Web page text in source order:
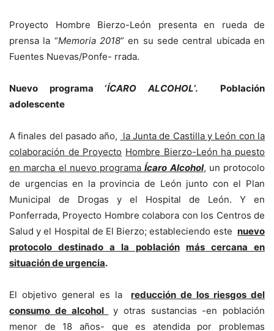
Proyecto Hombre Bierzo-León presenta en rueda de
prensa la “Memoria 2018” en su sede central ubicada en
Fuentes Nuevas/Ponfe- rrada.
Nuevo programa ‘ÍCARO ALCOHOL‘. Población
adolescente
A finales del pasado año, la Junta de Castilla y León con la
colaboración de Proyecto Hombre Bierzo-León ha puesto
en marcha el nuevo programaÍcaro Alcohol, un protocolo
de urgencias en la provincia de León junto con el Plan
Municipal de Drogas y el Hospital de León. Y en
Ponferrada, Proyecto Hombre colabora con los Centros de
Salud y el Hospital de El Bierzo; estableciendo este nuevo
protocolo destinado a la población más cercana en
situación de urgencia.
El objetivo general es la
reducción de los riesgos del
consumo de alcohol
y otras sustancias -en población
menor de 18 años- que es atendida por problemas